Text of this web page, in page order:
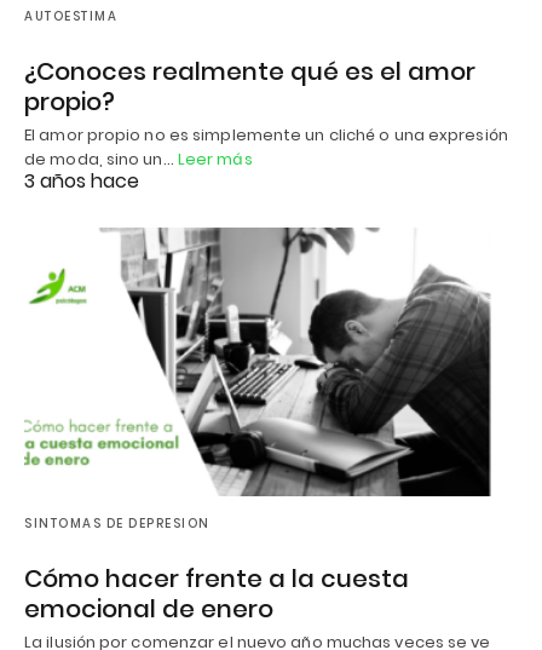
AUTOESTIMA
¿Conoces realmente qué es el amor
propio?
El amor propio no es simplemente un cliché o una expresión
de moda, sino un… Leer más
3 años hace
SINTOMAS DE DEPRESION
Cómo hacer frente a la cuesta
emocional de enero
La ilusión por comenzar el nuevo año muchas veces se ve